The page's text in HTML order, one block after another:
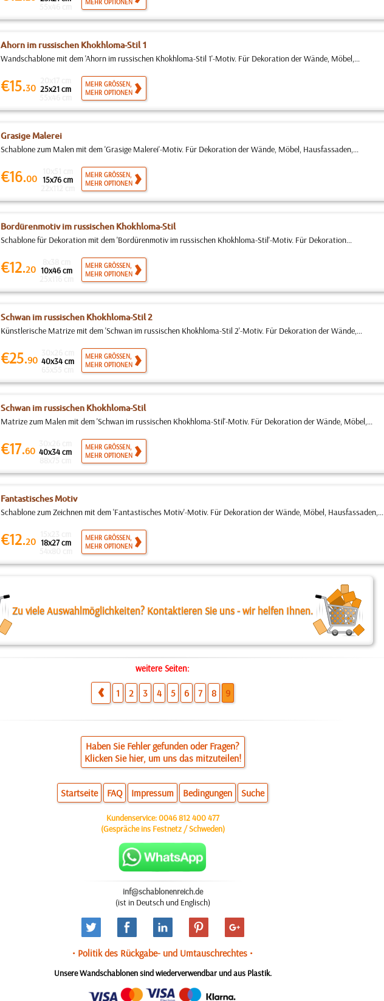
MEHR OPTIONEN
Ahorn im russischen Khokhloma-Stil 1
Wandschablone mit dem 'Ahorn im russischen Khokhloma-Stil 1'-Motiv. Für Dekoration der Wände, Möbel,...
€15.30 25x21 cm
MEHR GRÖSSEN,
MEHR OPTIONEN
Grasige Malerei
Schablone zum Malen mit dem 'Grasige Malerei'-Motiv. Für Dekoration der Wände, Möbel, Hausfassaden,...
€16.00 15x76 cm
MEHR GRÖSSEN,
MEHR OPTIONEN
Bordürenmotiv im russischen Khokhloma-Stil
Schablone für Dekoration mit dem 'Bordürenmotiv im russischen Khokhloma-Stil'-Motiv. Für Dekoration...
€12.20 10x46 cm
MEHR GRÖSSEN,
MEHR OPTIONEN
Schwan im russischen Khokhloma-Stil 2
Künstlerische Matrize mit dem 'Schwan im russischen Khokhloma-Stil 2'-Motiv. Für Dekoration der Wände,...
€25.90 40x34 cm
MEHR GRÖSSEN,
MEHR OPTIONEN
Schwan im russischen Khokhloma-Stil
Matrize zum Malen mit dem 'Schwan im russischen Khokhloma-Stil'-Motiv. Für Dekoration der Wände, Möbel,...
€17.60 40x34 cm
MEHR GRÖSSEN,
MEHR OPTIONEN
Fantastisches Motiv
Schablone zum Zeichnen mit dem 'Fantastisches Motiv'-Motiv. Für Dekoration der Wände, Möbel, Hausfassaden,...
€12.20 18x27 cm
MEHR GRÖSSEN,
MEHR OPTIONEN
Zu viele Auswahlmöglichkeiten? Kontaktieren Sie uns - wir helfen Ihnen.
weitere Seiten:
1 2 3 4 5 6 7 8 9
Haben Sie Fehler gefunden oder Fragen?
Klicken Sie hier, um uns das mitzuteilen!
Startseite FAQ Impressum Bedingungen Suche
Kundenservice:0046 812 400 477
(Gespräche ins Festnetz / Schweden)
inf@schablonenreich.de
(ist in Deutsch und Englisch)
• Politik des Rückgabe- und Umtauschrechtes •
Unsere Wandschablonen sind wiederverwendbar und aus Plastik.